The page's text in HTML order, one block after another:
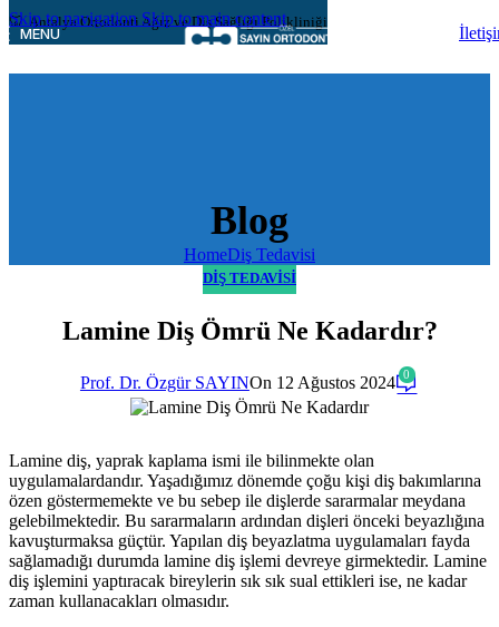
Skip to navigation Skip to main content
MENU
Blog
HomeDiş Tedavisi
DIŞ TEDAVISI
Lamine Diş Ömrü Ne Kadardır?
Prof. Dr. Özgür SAYINOn 12 Ağustos 2024 0
Lamine diş, yaprak kaplama ismi ile bilinmekte olan
uygulamalardandır. Yaşadığımız dönemde çoğu kişi diş bakımlarına
özen göstermemekte ve bu sebep ile dişlerde sararmalar meydana
gelebilmektedir. Bu sararmaların ardından dişleri önceki beyazlığına
kavuşturmaksa güçtür. Yapılan diş beyazlatma uygulamaları fayda
sağlamadığı durumda lamine diş işlemi devreye girmektedir. Lamine
diş işlemini yaptıracak bireylerin sık sık sual ettikleri ise, ne kadar
zaman kullanacakları olmasıdır.
🦷 Antalya Ortodonti Ağız ve Diş Sağlığı Polikliniği